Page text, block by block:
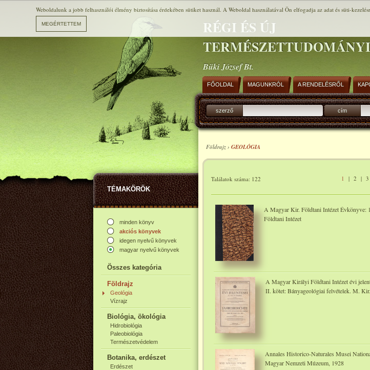
RÉGI ÉS ÚJ
Büki József Bt.
TÉMAKÖRÖK
minden könyv
akciós könyvek
idegen nyelvű könyvek
magyar nyelvű könyvek
Összes kategória
Földrajz
Geológia
Vízrajz
Biológia, ökológia
Hidrobiológia
Paleobiológia
Természetvédelem
Botanika, erdészet
Erdészet
FŐOLDAL MAGUNKRÓL A RENDELÉSRŐL
szerző cím
Földrajz › GEOLÓGIA
1 | 2 | 3
Találatok száma: 122
A Magyar Kir. Földtani Intézet Évkönyve:
Földtani Intézet
A Magyar Királyi Földtani Intézet évi
II. kötet: Bányageológiai felvételek. M.
Annales Historico-Naturales Musei
Magyar Nemzeti Múzeum, 1928
Weboldalunk a jobb felhasználói élmény biztosítása érdekében sütiket használ. A Weboldal használatával Ön elfogadja az adat és süti-